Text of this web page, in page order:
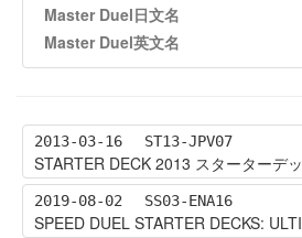
Master Duel日文名
Master Duel英文名
2013-03-16 ST13-JPV07
STARTER DECK 2013 スターターデ
2019-08-02 SS03-ENA16
SPEED DUEL STARTER DECKS: